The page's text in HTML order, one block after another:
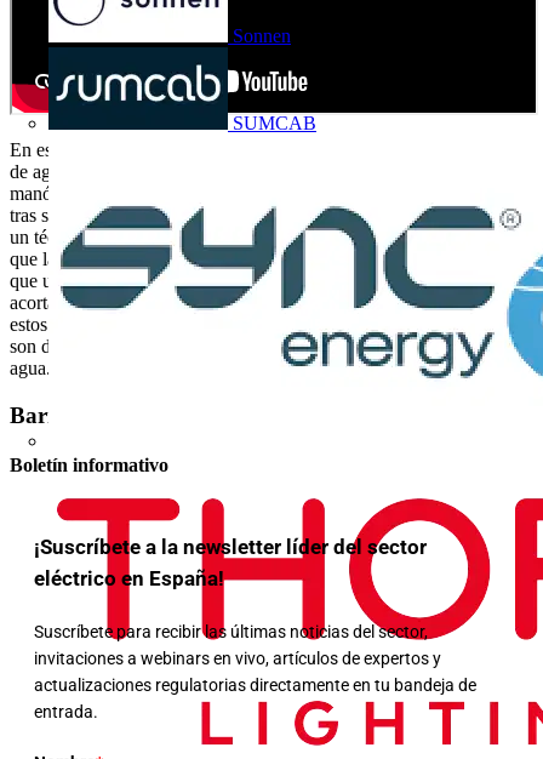
Sonnen
SUMCAB
En este video se muestra cómo medir con un manómetro la presión
de agua que llega a una vivienda. El lugar más fácil para colocar el
manómetro es roscando éste al final del tubo flexible de la ducha,
tras sustituir el telefonillo de la misma. El protagonista del vídeo es
un técnico de mantenimiento de calderas. Éste técnico recomienda
que la presión no suba mucho más allá de los cuatro Bares, puesto
que una presión mayor perjudica a los componentes de la caldera,
acortando la vida de los mismos. Antiguamente la mayor parte de
estos componentes eran metálicos. En la actualidad la mayor parte
son de plástico, mucho menos resistentes a las sobrepresiones de
agua.
Barra lateral
Boletín informativo
¡Suscríbete a la newsletter líder del sector
eléctrico en España!
Suscríbete para recibir las últimas noticias del sector,
invitaciones a webinars en vivo, artículos de expertos y
actualizaciones regulatorias directamente en tu bandeja de
entrada.